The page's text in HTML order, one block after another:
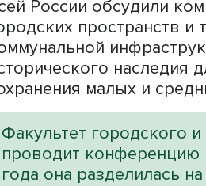
Факультет
провел
основателю Высшей
Высоковскому .
стали экономика
жизни, транспортная
идентичность и